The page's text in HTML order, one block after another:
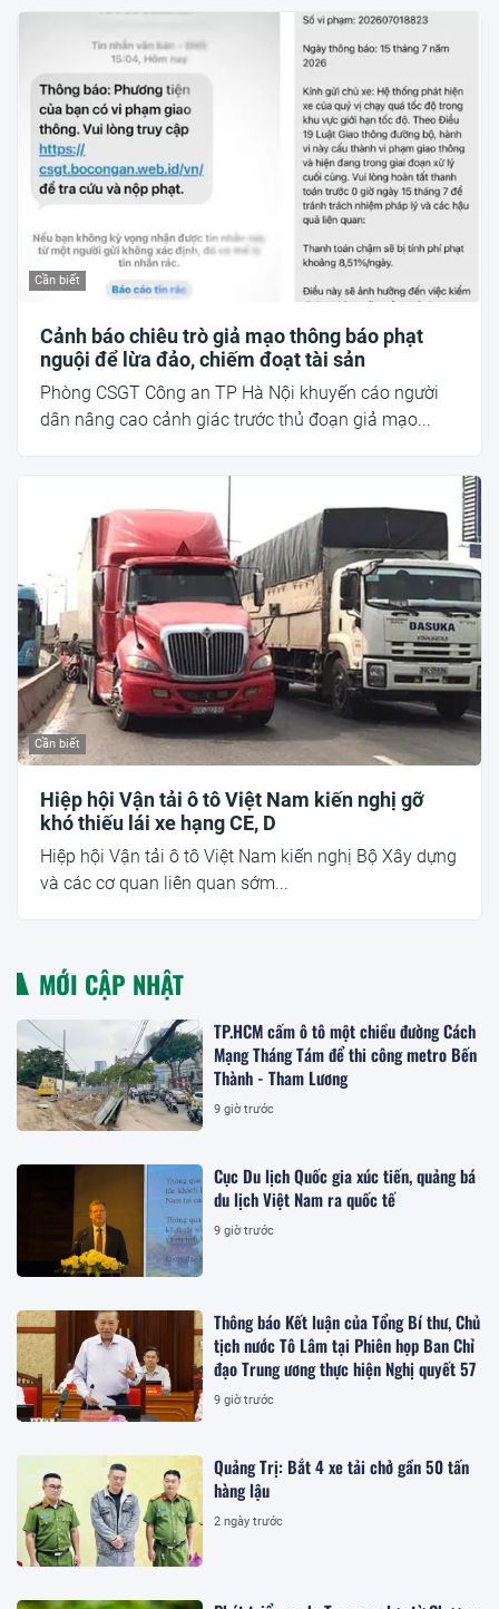
Cần biết
Cảnh báo chiêu trò giả mạo thông báo phạt
nguội để lừa đảo, chiếm đoạt tài sản
Phòng CSGT Công an TP Hà Nội khuyến cáo người
dân nâng cao cảnh giác trước thủ đoạn giả mạo...
Cần biết
Hiệp hội Vận tải ô tô Việt Nam kiến nghị gỡ
khó thiếu lái xe hạng CE, D
Hiệp hội Vận tải ô tô Việt Nam kiến nghị Bộ Xây dựng
và các cơ quan liên quan sớm...
MỚI CẬP NHẬT
TP.HCM cấm ô tô một chiều đường Cách
Mạng Tháng Tám để thi công metro Bến
Thành - Tham Lương
9 giờ trước
Cục Du lịch Quốc gia xúc tiến, quảng bá
du lịch Việt Nam ra quốc tế
9 giờ trước
Thông báo Kết luận của Tổng Bí thư, Chủ
tịch nước Tô Lâm tại Phiên họp Ban Chỉ
đạo Trung ương thực hiện Nghị quyết 57
9 giờ trước
Quảng Trị: Bắt 4 xe tải chở gần 50 tấn
hàng lậu
2 ngày trước